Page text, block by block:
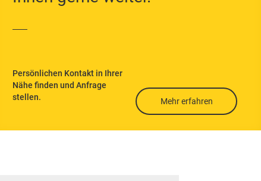
mung
Untersparrendäm
Persönlichen Kontakt in Ihrer
Nähe finden und Anfrage
stellen.
Mehr erfahren